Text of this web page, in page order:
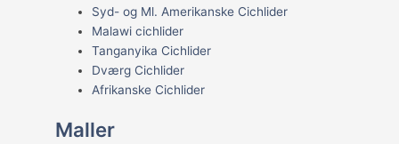
Syd- og Ml. Amerikanske Cichlider
Malawi cichlider
Tanganyika Cichlider
Dværg Cichlider
Afrikanske Cichlider
Maller